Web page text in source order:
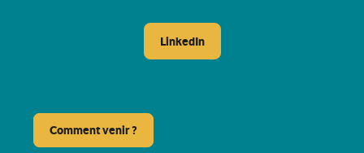
LinkedIn
Comment venir ?